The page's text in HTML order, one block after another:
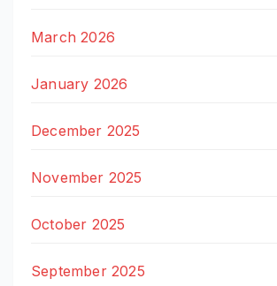
March 2026
January 2026
December 2025
November 2025
October 2025
September 2025